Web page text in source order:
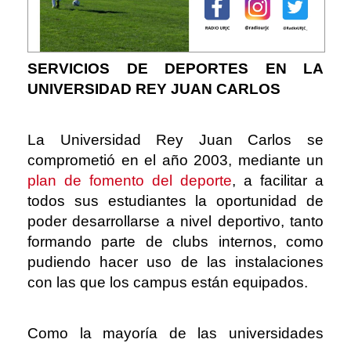
SERVICIOS DE DEPORTES EN LA
UNIVERSIDAD REY JUAN CARLOS
La Universidad Rey Juan Carlos se
comprometió en el año 2003, mediante un
plan de fomento del deporte, a facilitar a
todos sus estudiantes la oportunidad de
poder desarrollarse a nivel deportivo, tanto
formando parte de clubs internos, como
pudiendo hacer uso de las instalaciones
con las que los campus están equipados.
Como la mayoría de las universidades